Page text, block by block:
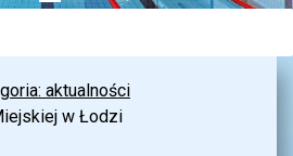
aktualności
w Łodzi